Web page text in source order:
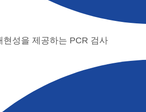
성을 제공하는 PCR 검사